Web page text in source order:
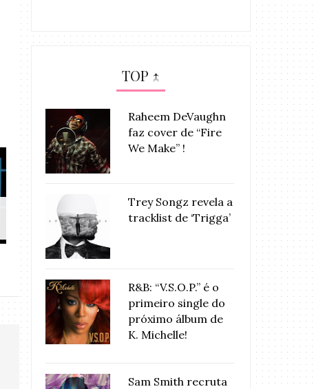
E o nome do próximo álbum de
Rihann...
MÚSICA:
TOP ↑
Raheem DeVaughn
faz cover de “Fire
We Make” !
Trey Songz revela a
tracklist de ‘Trigga’
R&B: “V.S.O.P.” é o
primeiro single do
próximo álbum de
K. Michelle!
Sam Smith recruta